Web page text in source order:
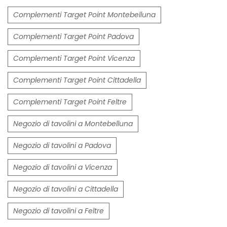
Complementi Target Point Montebelluna
Complementi Target Point Padova
Complementi Target Point Vicenza
Complementi Target Point Cittadella
Complementi Target Point Feltre
Negozio di tavolini a Montebelluna
Negozio di tavolini a Padova
Negozio di tavolini a Vicenza
Negozio di tavolini a Cittadella
Negozio di tavolini a Feltre